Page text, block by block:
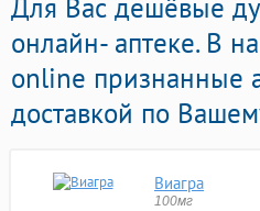
Для Вас дешёвые
онлайн- аптеке. В
online признанные
доставкой по
Виагра
100мг